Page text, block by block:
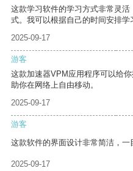
这款学习软件的学习方式非常灵
式。我可以根据自己的时间安排学
2025-09-17
游客
这款加速器VPM应用程序可以给
助你在网络上自由移动。
2025-09-17
游客
这款软件的界面设计非常简洁，一
2025-09-17